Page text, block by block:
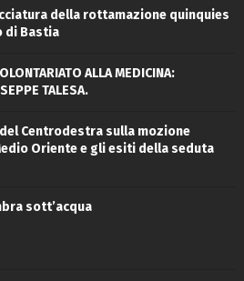
della rottamazione quinquies
di Bastia
ALLA MEDICINA:
TALESA.
Centrodestra sulla mozione
Oriente e gli esiti della seduta
sott’acqua